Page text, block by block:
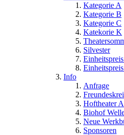
Kategorie A
Kategorie B
Kategorie C
Katekorie K
Silvester
Info
Anfrage
Hoftheater
Biohof
Neue
Sponsoren